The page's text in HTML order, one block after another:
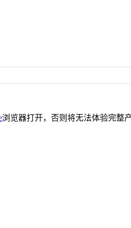
浏览器打开，否则将无法体验完整